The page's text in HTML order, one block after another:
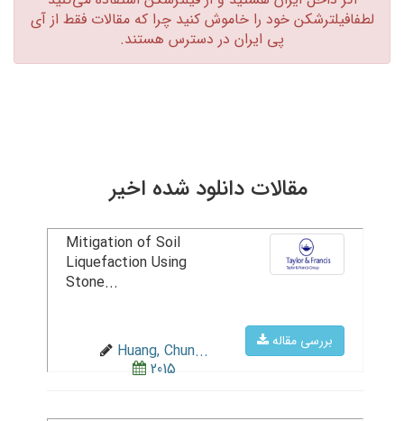
لطفافیلترشکن خود را خاموش کنید چرا که مقالات فقط از آی
پی ایران در دسترس هستند.‏
مقالات دانلود شده اخیر
بررسی مقاله
Mitigation of Soil
Liquefaction Using
Stone...
Huang, Chun...
2015